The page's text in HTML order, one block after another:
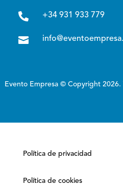
 +34 931 933 779

Evento Empresa © Copyright 2026.
Política de privacidad
Política de cookies